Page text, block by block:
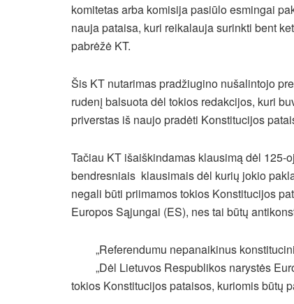
komitetas arba komisija pasiūlo esmingai
nauja pataisa, kuri reikalauja surinkti bent
pabrėžė KT.
Šis KT nutarimas pradžiugino nušalintojo
rudenį balsuota dėl tokios redakcijos, kuri
priverstas iš naujo pradėti Konstitucijos
Tačiau KT išaiškindamas klausimą dėl
bendresniais klausimais dėl kurių jokio
negali būti priimamos tokios Konstitucijos
Europos Sąjungai (ES), nes tai būtų
„Referendumu nepanaikinus
„Dėl Lietuvos Respublikos narystės
tokios Konstitucijos pataisos, kuriomis būtų